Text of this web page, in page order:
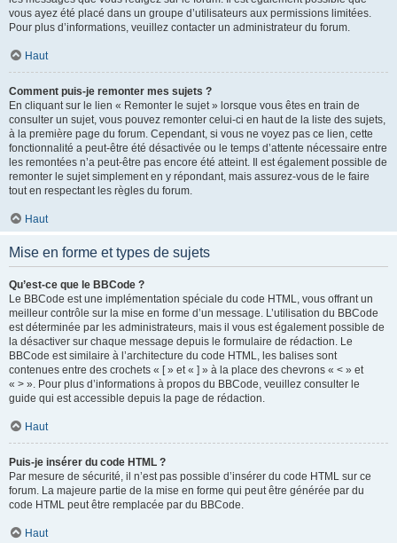
vous ayez été placé dans un groupe d’utilisateurs aux permissions limitées.
Pour plus d’informations, veuillez contacter un administrateur du forum.
Haut
Comment puis-je remonter mes sujets ?
En cliquant sur le lien « Remonter le sujet » lorsque vous êtes en train de
consulter un sujet, vous pouvez remonter celui-ci en haut de la liste des sujets,
à la première page du forum. Cependant, si vous ne voyez pas ce lien, cette
fonctionnalité a peut-être été désactivée ou le temps d’attente nécessaire entre
les remontées n’a peut-être pas encore été atteint. Il est également possible de
remonter le sujet simplement en y répondant, mais assurez-vous de le faire
tout en respectant les règles du forum.
Haut
Mise en forme et types de sujets
Qu’est-ce que le BBCode ?
Le BBCode est une implémentation spéciale du code HTML, vous offrant un
meilleur contrôle sur la mise en forme d’un message. L’utilisation du BBCode
est déterminée par les administrateurs, mais il vous est également possible de
la désactiver sur chaque message depuis le formulaire de rédaction. Le
BBCode est similaire à l’architecture du code HTML, les balises sont
contenues entre des crochets « [ » et « ] » à la place des chevrons « < » et
« > ». Pour plus d’informations à propos du BBCode, veuillez consulter le
guide qui est accessible depuis la page de rédaction.
Haut
Puis-je insérer du code HTML ?
Par mesure de sécurité, il n’est pas possible d’insérer du code HTML sur ce
forum. La majeure partie de la mise en forme qui peut être générée par du
code HTML peut être remplacée par du BBCode.
Haut